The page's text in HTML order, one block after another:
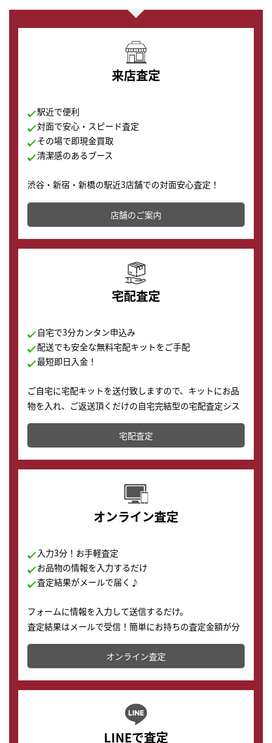
来店査定
駅近で便利
対面で安心・スピード査定
その場で即現金買取
清潔感のあるブース
渋谷・新宿・新橋の駅近3店舗での対面安心査定！
その場で現金買取致します。渋谷本店では、時計販売の
店舗を併設しており、下取りに出してお得に新しい時計
の購入もできます♪
店舗のご案内
宅配査定
自宅で3分カンタン申込み
配送でも安全な無料宅配キットをご手配
最短即日入金！
ご自宅に宅配キットを送付致しますので、キットにお品
物を入れ、ご返送頂くだけの自宅完結型の宅配査定シス
テムです。
配送でも簡単&安全に査定・買取に出すことが可能で
す。
宅配査定
オンライン査定
入力3分！お手軽査定
お品物の情報を入力するだけ
査定結果がメールで届く♪
フォームに情報を入力して送信するだけ。
査定結果はメールで受信！簡単にお持ちの査定金額が分
かります。
オンライン査定
LINEで査定